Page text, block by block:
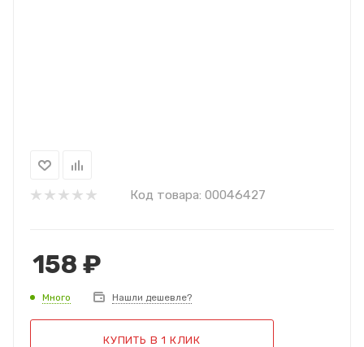
Код товара: 00046427
158 ₽
Много Нашли дешевле?
КУПИТЬ В 1 КЛИК